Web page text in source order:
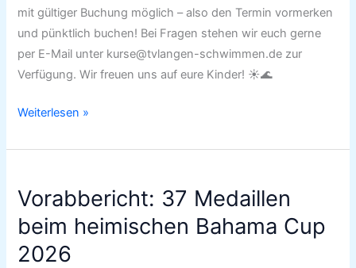
mit gültiger Buchung möglich – also den Termin vormerken
und pünktlich buchen! Bei Fragen stehen wir euch gerne
per E-Mail unter kurse@tvlangen-schwimmen.de zur
Verfügung. Wir freuen uns auf eure Kinder! ☀️🌊
Weiterlesen »
Vorabbericht: 37 Medaillen
beim heimischen Bahama Cup
2026
37
Medaillen
beim
heimischen